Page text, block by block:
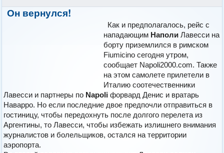
Он вернулся!
Как и предполагалось, рейс с
нападающим НаполиЛавесси на
борту приземлился в римском
Fiumicino сегодня утром,
сообщает Napoli2000.com. Также
на этом самолете прилетели в
Италию соотечественники
Лавесси и партнеры по Napoli форвард Денис и вратарь
Наварро. Но если последние двое предпочли отправиться в
гостиницу, чтобы передохнуть после долгого перелета из
Аргентины, то Лавесси, чтобы избежать излишнего внимания
журналистов и болельщиков, остался на территории
аэропорта.